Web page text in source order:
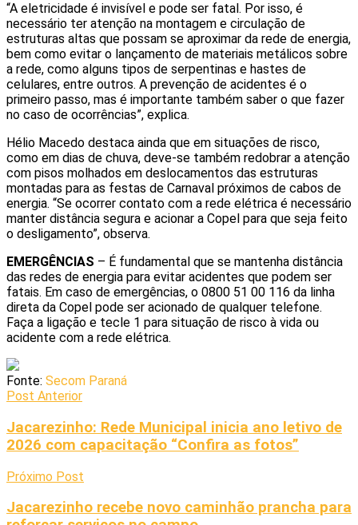
“A eletricidade é invisível e pode ser fatal. Por isso, é
necessário ter atenção na montagem e circulação de
estruturas altas que possam se aproximar da rede de energia,
bem como evitar o lançamento de materiais metálicos sobre
a rede, como alguns tipos de serpentinas e hastes de
celulares, entre outros. A prevenção de acidentes é o
primeiro passo, mas é importante também saber o que fazer
no caso de ocorrências”, explica.
Hélio Macedo destaca ainda que em situações de risco,
como em dias de chuva, deve-se também redobrar a atenção
com pisos molhados em deslocamentos das estruturas
montadas para as festas de Carnaval próximos de cabos de
energia. “Se ocorrer contato com a rede elétrica é necessário
manter distância segura e acionar a Copel para que seja feito
o desligamento”, observa.
EMERGÊNCIAS – É fundamental que se mantenha distância
das redes de energia para evitar acidentes que podem ser
fatais. Em caso de emergências, o 0800 51 00 116 da linha
direta da Copel pode ser acionado de qualquer telefone.
Faça a ligação e tecle 1 para situação de risco à vida ou
acidente com a rede elétrica.
Fonte: Secom Paraná
Post Anterior
Jacarezinho: Rede Municipal inicia ano letivo de
2026 com capacitação “Confira as fotos”
Próximo Post
Jacarezinho recebe novo caminhão prancha para